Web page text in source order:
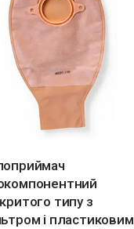
типу з
і пластиковим